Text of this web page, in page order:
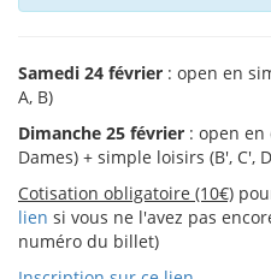
Samedi 24 février : open en
A, B)
Dimanche 25 février : open en
Dames) + simple loisirs (B', C',
Cotisation obligatoire (10€)
lien si vous ne l'avez pas
numéro du billet)